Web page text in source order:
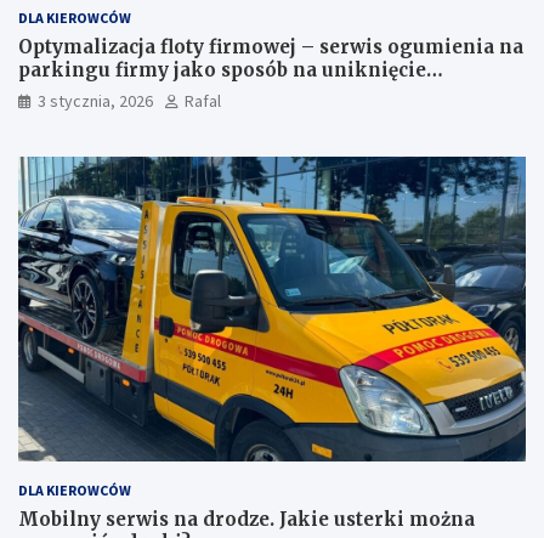
DLA KIEROWCÓW
Optymalizacja floty firmowej – serwis ogumienia na
parkingu firmy jako sposób na uniknięcie
przestojów
3 stycznia, 2026 Rafal
DLA KIEROWCÓW
Mobilny serwis na drodze. Jakie usterki można